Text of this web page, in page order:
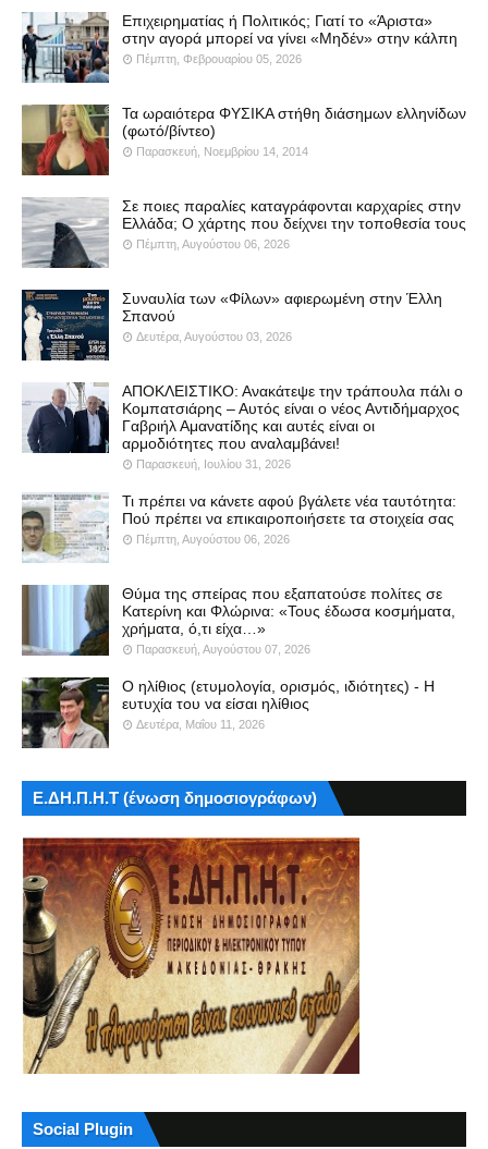
Επιχειρηματίας ή Πολιτικός; Γιατί το «Άριστα»
στην αγορά μπορεί να γίνει «Μηδέν» στην κάλπη
Πέμπτη, Φεβρουαρίου 05, 2026
Τα ωραιότερα ΦΥΣΙΚΑ στήθη διάσημων ελληνίδων
(φωτό/βίντεο)
Παρασκευή, Νοεμβρίου 14, 2014
Σε ποιες παραλίες καταγράφονται καρχαρίες στην
Ελλάδα; Ο χάρτης που δείχνει την τοποθεσία τους
Πέμπτη, Αυγούστου 06, 2026
Συναυλία των «Φίλων» αφιερωμένη στην Έλλη
Σπανού
Δευτέρα, Αυγούστου 03, 2026
ΑΠΟΚΛΕΙΣΤΙΚΟ: Ανακάτεψε την τράπουλα πάλι ο
Κομπατσιάρης – Αυτός είναι ο νέος Αντιδήμαρχος
Γαβριήλ Αμανατίδης και αυτές είναι οι
αρμοδιότητες που αναλαμβάνει!
Παρασκευή, Ιουλίου 31, 2026
Τι πρέπει να κάνετε αφού βγάλετε νέα ταυτότητα:
Πού πρέπει να επικαιροποιήσετε τα στοιχεία σας
Πέμπτη, Αυγούστου 06, 2026
Θύμα της σπείρας που εξαπατούσε πολίτες σε
Κατερίνη και Φλώρινα: «Τους έδωσα κοσμήματα,
χρήματα, ό,τι είχα…»
Παρασκευή, Αυγούστου 07, 2026
Ο ηλίθιος (ετυμολογία, ορισμός, ιδιότητες) - Η
ευτυχία του να είσαι ηλίθιος
Δευτέρα, Μαΐου 11, 2026
Ε.ΔΗ.Π.Η.Τ (ένωση δημοσιογράφων)
Social Plugin